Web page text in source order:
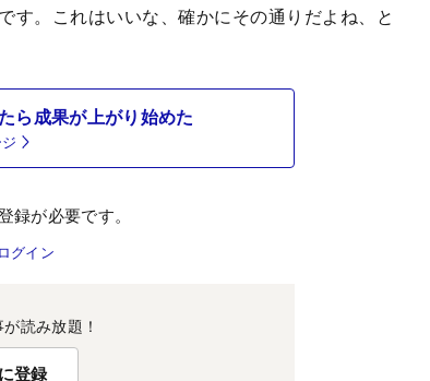
す。これはいいな、確かにその通りだよね、と
ら成果が上がり始めた
録が必要です。
ログイン
読み放題！
登録